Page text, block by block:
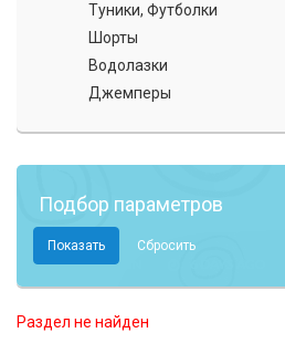
Туники, Футболки
Шорты
Водолазки
Джемперы
Подбор параметров
Раздел не найден